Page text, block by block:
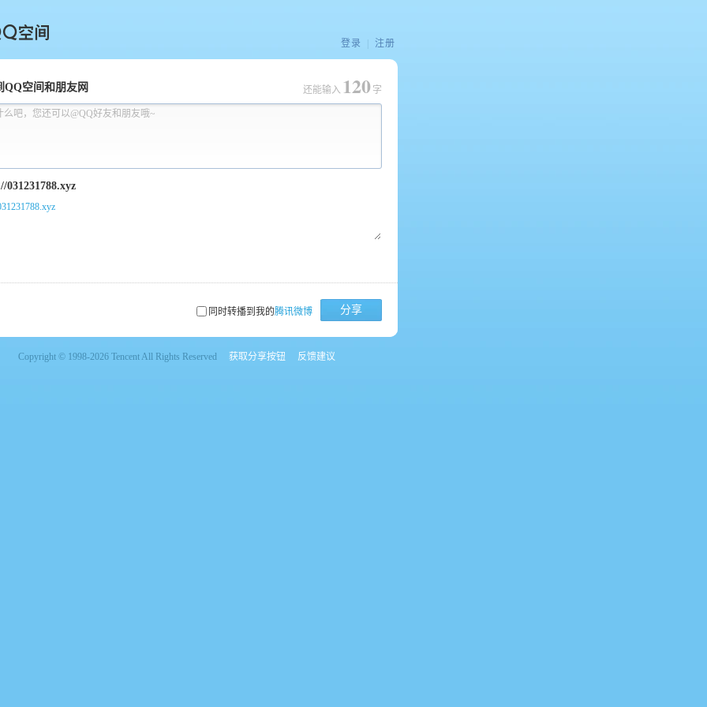
间
登录 注册
QQ空间和朋友网
么吧，您还可以@QQ好友和朋友哦~
还能输入 120 字
同时转播到我的腾讯微博 分享
Copyright © 1998-2026 Tencent All Rights Reserved 获取分享按钮 反馈建议